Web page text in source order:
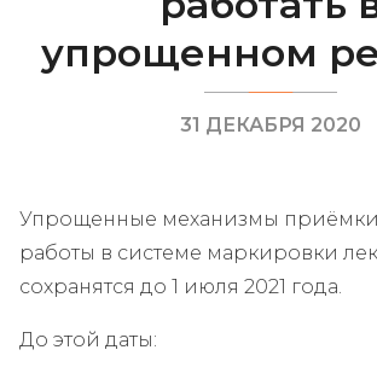
упрощенном
31 ДЕКАБРЯ 2020
Упрощенные механизмы приёмки
работы в системе маркировки
сохранятся до 1 июля 2021 года.
До этой даты: